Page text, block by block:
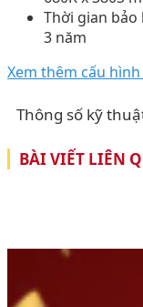
Thời gian bảo
3 năm
Xem thêm cấu
Thông số kỹ
BÀI VIẾT LIÊN